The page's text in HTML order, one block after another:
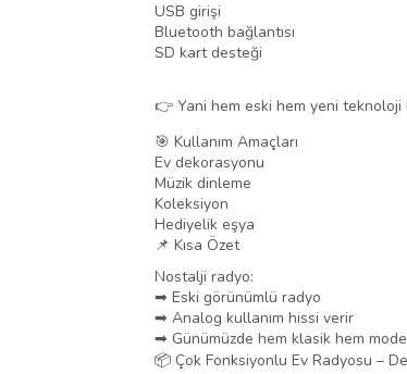
USB girişi
Bluetooth bağlantısı
SD kart desteği
👉 Yani hem eski hem yeni
🎯 Kullanım Amaçları
Ev dekorasyonu
Müzik dinleme
Koleksiyon
Hediyelik eşya
📌 Kısa Özet
Nostalji radyo:
➡ Eski görünümlü radyo
➡ Analog kullanım hissi verir
➡ Günümüzde hem klasik hem
📦 Çok Fonksiyonlu Ev Radyosu –